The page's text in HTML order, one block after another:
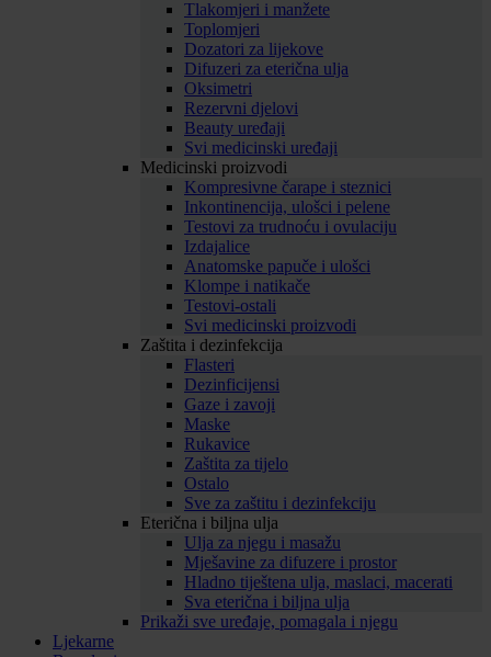
Tlakomjeri i manžete
Toplomjeri
Dozatori za lijekove
Difuzeri za eterična ulja
Oksimetri
Rezervni djelovi
Beauty uređaji
Svi medicinski uređaji
Medicinski proizvodi
Kompresivne čarape i steznici
Inkontinencija, ulošci i pelene
Testovi za trudnoću i ovulaciju
Izdajalice
Anatomske papuče i ulošci
Klompe i natikače
Testovi-ostali
Svi medicinski proizvodi
Zaštita i dezinfekcija
Flasteri
Dezinficijensi
Gaze i zavoji
Maske
Rukavice
Zaštita za tijelo
Ostalo
Sve za zaštitu i dezinfekciju
Eterična i biljna ulja
Ulja za njegu i masažu
Mješavine za difuzere i prostor
Hladno tiještena ulja, maslaci, macerati
Sva eterična i biljna ulja
Prikaži sve uređaje, pomagala i njegu
Ljekarne